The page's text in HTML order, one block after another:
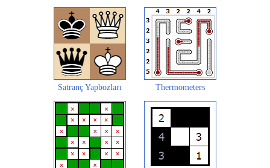
Satranç Yapbozları Thermometers